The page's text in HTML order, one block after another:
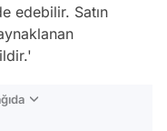
edebilir. Satın